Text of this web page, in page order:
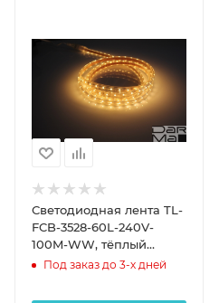
Светодиодная лента TL-
FCB-3528-60L-240V-
100M-WW, тёплый
белый
Под заказ до 3-х дней